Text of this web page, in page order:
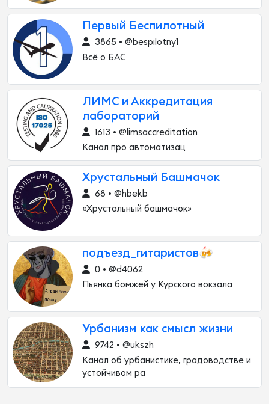
Первый Беспилотный
3865 • @bespilotny1
Всё о БАС
ЛИМС и Аккредитация
лабораторий
1613 • @limsaccreditation
Канал про автоматизац
Хрустальный Башмачок
68 • @hbekb
«Хрустальный башмачок»
подъезд_гитаристов🍻
0 • @d4062
Пьянка бомжей у Курского вокзала
Урбанизм как смысл жизни
9742 • @ukszh
Канал об урбанистике, градоводстве и
устойчивом ра